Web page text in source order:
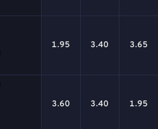
1.95 3.40 3.65
3.60 3.40 1.95